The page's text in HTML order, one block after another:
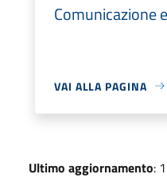
Comunicazione
VAI ALLA PAGINA
Ultimo aggiornamento: